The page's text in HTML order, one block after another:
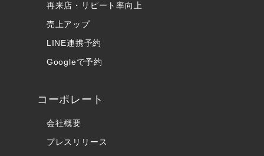
再来店・リピート率向上
売上アップ
LINE連携予約
Googleで予約
コーポレート
会社概要
プレスリリース